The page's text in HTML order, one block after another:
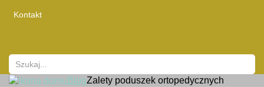
Kontakt
BlogZalety poduszek ortopedycznych